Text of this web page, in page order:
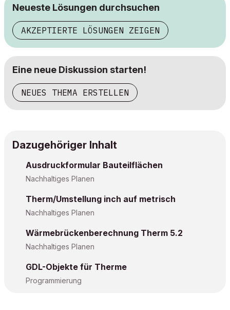
Neueste Lösungen durchsuchen
AKZEPTIERTE LÖSUNGEN ZEIGEN
Eine neue Diskussion starten!
NEUES THEMA ERSTELLEN
Dazugehöriger Inhalt
Ausdruckformular Bauteilflächen
Nachhaltiges Planen
Therm/Umstellung inch auf metrisch
Nachhaltiges Planen
Wärmebrückenberechnung Therm 5.2
Nachhaltiges Planen
GDL-Objekte für Therme
Programmierung